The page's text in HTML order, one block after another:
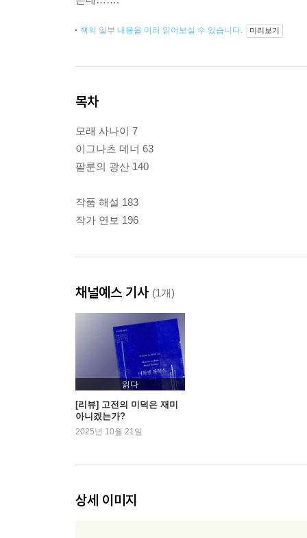
책의 일부 내용을 미리 읽어보실 수 있습니다. 미리보기
목차
모래 사나이 7
이그나츠 데너 63
팔룬의 광산 140
작품 해설 183
작가 연보 196
채널예스 기사 (1개)
읽다
[리뷰] 고전의 미덕은 재미
아니겠는가?
2025년 10월 21일
상세 이미지